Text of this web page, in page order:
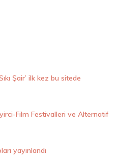
Şair’ ilk kez bu sitede
Film Festivalleri ve Alternatif
yayınlandı